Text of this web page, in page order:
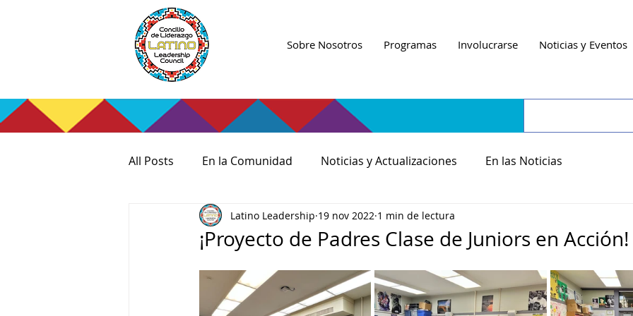
Sobre Nosotros Programas Involucrarse Noticias y Eventos
All Posts En la Comunidad Noticias y Actualizaciones En las Noticias
¡Proyecto de Padres Clase de Juniors en Acción!
Latino Leadership 19 nov 2022 1 min de lectura